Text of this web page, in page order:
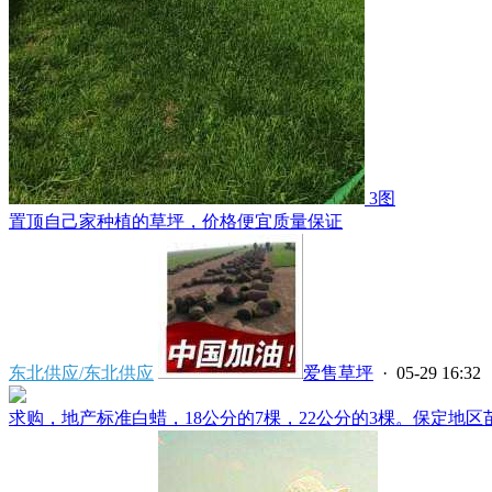
3图
置顶自己家种植的草坪，价格便宜质量保证
东北供应/东北供应 爱售草坪 · 05-29 16:32
求购，地产标准白蜡，18公分的7棵，22公分的3棵。保定地区